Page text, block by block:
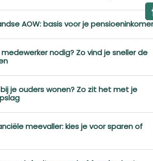
AOW: basis voor je
nodig? Zo vind je sneller de
bij je ouders wonen? Zo zit het met je
meevaller: kies je voor sparen of